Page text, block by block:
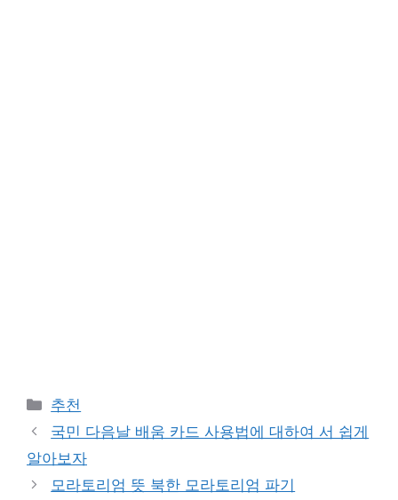
카
테
고
리
추천
국민 다음날 배움 카드 사용법에 대하여 서 쉽게
알아보자
모라토리엄 뜻 북한 모라토리엄 파기